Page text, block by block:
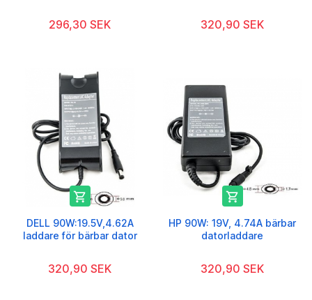
296,30 SEK 320,90 SEK

DELL 90W:19.5V,4.62A
laddare för bärbar dator
320,90 SEK

HP 90W: 19V, 4.74A bärbar
datorladdare
320,90 SEK